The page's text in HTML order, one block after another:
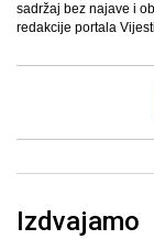
sadržaj bez najave i
redakcije portala
Izdvajamo